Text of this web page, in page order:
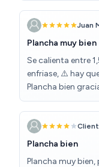
Juan
Plancha muy bien
Se calienta entre
enfriase, ⚠️ hay
Plancha bien
Plancha bien
Plancha muy